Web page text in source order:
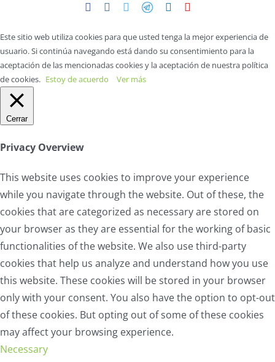
FacebookInstagram
Twitter
TelegramLinkedIn
Este sitio web utiliza cookies para que usted tenga la mejor experiencia de
usuario. Si continúa navegando está dando su consentimiento para la
aceptación de las mencionadas cookies y la aceptación de nuestra política
de cookies. Estoy de acuerdo Ver más
Cerrar
Privacy Overview
This website uses cookies to improve your experience
while you navigate through the website. Out of these, the
cookies that are categorized as necessary are stored on
your browser as they are essential for the working of basic
functionalities of the website. We also use third-party
cookies that help us analyze and understand how you use
this website. These cookies will be stored in your browser
only with your consent. You also have the option to opt-out
of these cookies. But opting out of some of these cookies
may affect your browsing experience.
Necessary